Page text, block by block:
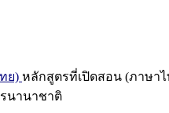
ย) หลักสูตรที่เปิดสอน (ภาษาไ
นานาชาติ